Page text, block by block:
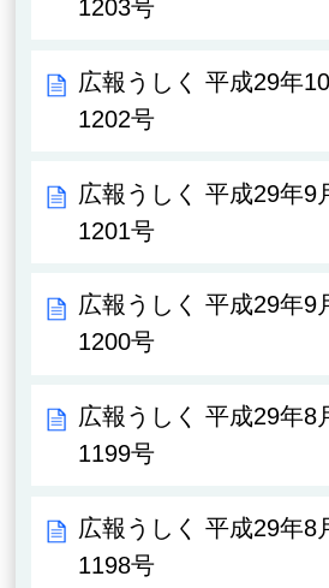
1203号
広報うしく 平成29年
1202号
広報うしく 平成29年9
1201号
広報うしく 平成29年9
1200号
広報うしく 平成29年8
1199号
広報うしく 平成29年8
1198号